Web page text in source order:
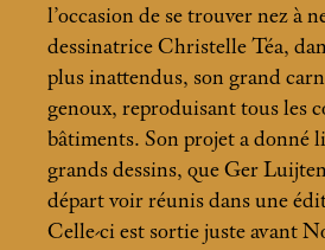
l’occasion de se trouver nez à
dessinatrice Christelle Téa,
plus inattendus, son grand
genoux, reproduisant tous les
bâtiments. Son projet a donné
grands dessins, que Ger
départ voir réunis dans une
Celle-ci est sortie juste avant